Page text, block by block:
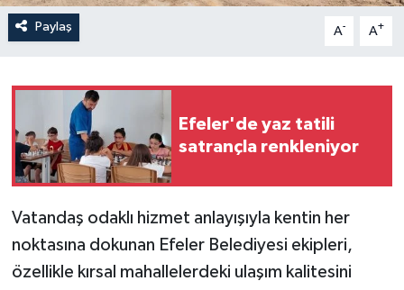
Paylaş A- A+
Efeler'de yaz tatili
satrançla renkleniyor
Vatandaş odaklı hizmet anlayışıyla kentin her
noktasına dokunan Efeler Belediyesi ekipleri,
özellikle kırsal mahallelerdeki ulaşım kalitesini